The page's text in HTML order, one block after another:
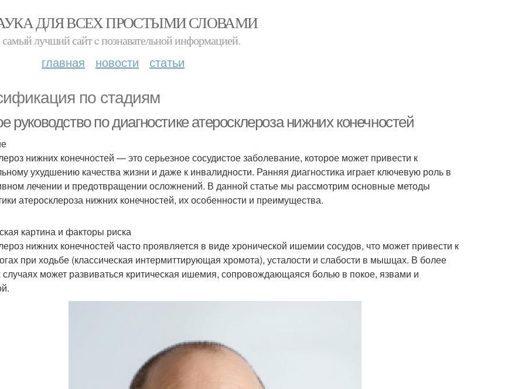
ДЛЯ ВСЕХ ПРОСТЫМИ СЛОВАМИ
самый лучший сайт c познавательной информацией.
главная новости статьи
по стадиям
руководство по диагностике атеросклероза нижних конечностей
нижних конечностей — это серьезное сосудистое заболевание, которое может привести к
ухудшению качества жизни и даже к инвалидности. Ранняя диагностика играет ключевую роль в
лечении и предотвращении осложнений. В данной статье мы рассмотрим основные методы
атеросклероза нижних конечностей, их особенности и преимущества.
картина и факторы риска
нижних конечностей часто проявляется в виде хронической ишемии сосудов, что может привести к
при ходьбе (классическая интермиттирующая хромота), усталости и слабости в мышцах. В более
может развиваться критическая ишемия, сопровождающаяся болью в покое, язвами и